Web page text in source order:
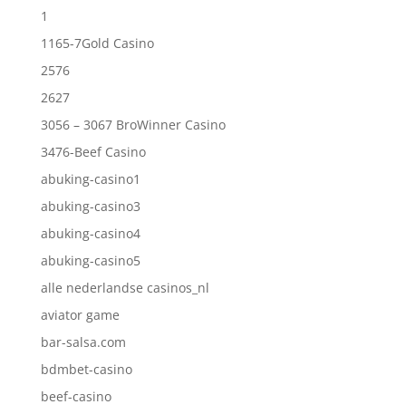
1
1165-7Gold Casino
2576
2627
3056 – 3067 BroWinner Casino
3476-Beef Casino
abuking-casino1
abuking-casino3
abuking-casino4
abuking-casino5
alle nederlandse casinos_nl
aviator game
bar-salsa.com
bdmbet-casino
beef-casino